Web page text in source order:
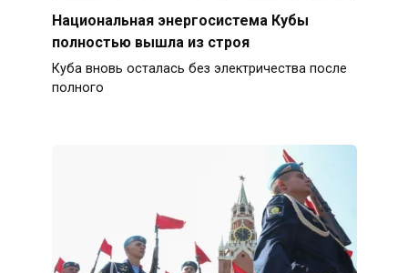
Национальная энергосистема Кубы
полностью вышла из строя
Куба вновь осталась без электричества после
полного